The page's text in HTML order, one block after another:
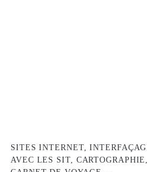
SITES INTERNET, INTERFAÇAGE